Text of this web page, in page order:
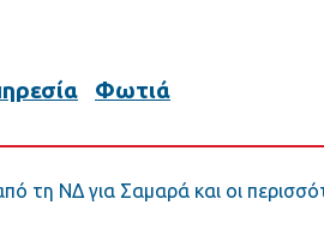
Φωτιά
τη ΝΔ για Σαμαρά και οι